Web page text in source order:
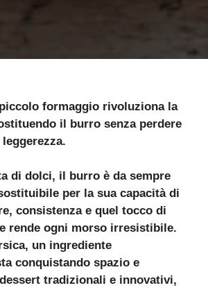
formaggio rivoluziona la
il burro senza perdere
di dolci, il burro è da sempre
per la sua capacità di
consistenza e quel tocco di
rende ogni morso irresistibile.
un ingrediente
conquistando spazio e
tradizionali e innovativi,